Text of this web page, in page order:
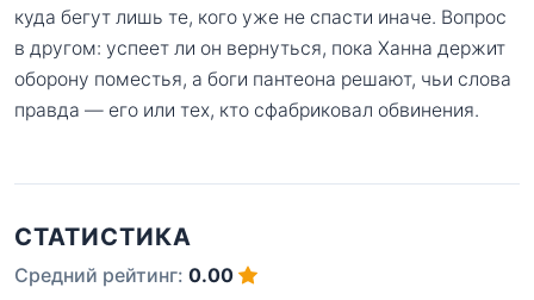
куда бегут лишь те, кого уже не спасти иначе. Вопрос
в другом: успеет ли он вернуться, пока Ханна держит
оборону поместья, а боги пантеона решают, чьи слова
правда — его или тех, кто сфабриковал обвинения.
СТАТИСТИКА
Средний рейтинг: 0.00